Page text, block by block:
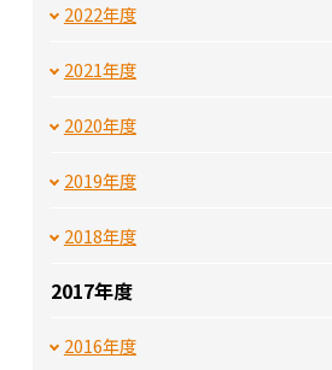
2022年度
2021年度
2020年度
2019年度
2018年度
2017年度
2016年度